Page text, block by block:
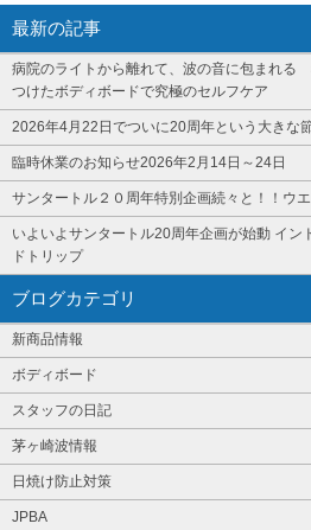
最新の記事
病院のライトから離れて、波の音に包まれる
つけたボディボードで究極のセルフケア
2026年4月22日でついに20周年という大きな
臨時休業のお知らせ2026年2月14日～24日
サンタートル２０周年特別企画続々と！！ウ
いよいよサンタートル20周年企画が始動 イン
ドトリップ
ブログカテゴリ
新商品情報
ボディボード
スタッフの日記
茅ヶ崎波情報
日焼け防止対策
JPBA